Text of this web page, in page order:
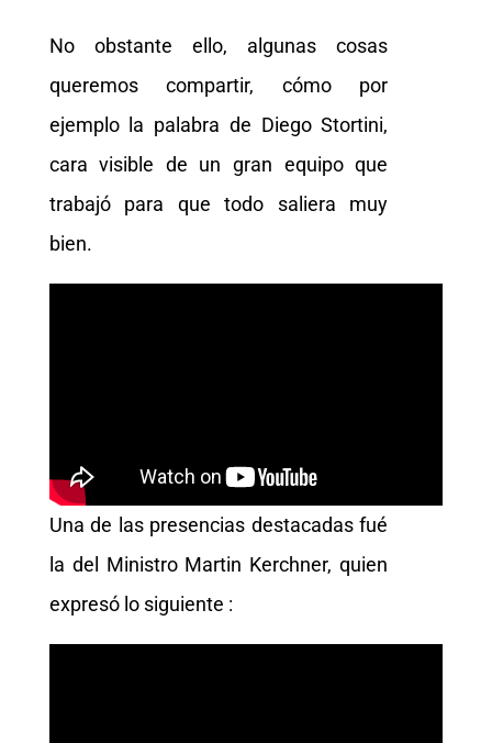
No obstante ello, algunas cosas
queremos compartir, cómo por
ejemplo la palabra de Diego Stortini,
cara visible de un gran equipo que
trabajó para que todo saliera muy
bien.
Una de las presencias destacadas fué
la del Ministro Martin Kerchner, quien
expresó lo siguiente :